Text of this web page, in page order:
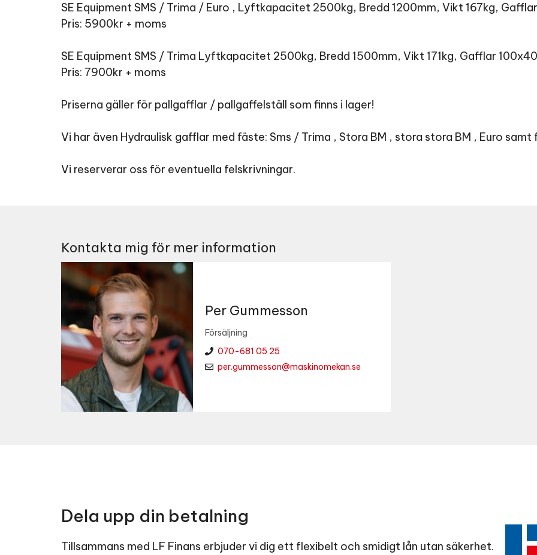
SE Equipment SMS / Trima / Euro , Lyftkapacitet 2500kg, Bredd 1200mm, Vikt 167kg,
Pris: 5900kr + moms
SE Equipment SMS / Trima Lyftkapacitet 2500kg, Bredd 1500mm, Vikt 171kg, Gafflar
Pris: 7900kr + moms
Priserna gäller för pallgafflar / pallgaffelställ som finns i lager!
Vi har även Hydraulisk gafflar med fäste: Sms / Trima , Stora BM , stora stora BM , Euro
Vi reserverar oss för eventuella felskrivningar.
Kontakta mig för mer information
Per Gummesson
Försäljning
070-681 05 25
per.gummesson@maskinomekan.se
Dela upp din betalning
Tillsammans med LF Finans erbjuder vi dig ett flexibelt och smidigt lån utan säkerhet.